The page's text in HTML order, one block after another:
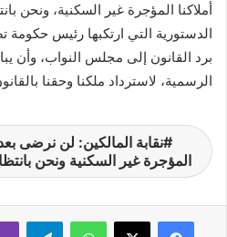
أملاكنا المؤجرة غير السكنية، ونحن
الدستورية التي ارتكبها رئيس
برد القانون إلى مجلس النواب، وأن
الرسمية، لاسترداد ملكنا وحقنا
نقابة المالكين: لن نرضى بعد
المؤجرة غير السكنية ونحن
واتساب